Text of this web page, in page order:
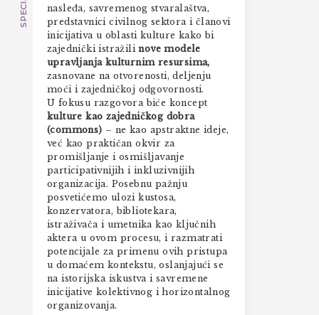
nasleđa, savremenog stvaralaštva,
predstavnici civilnog sektora i članovi
inicijativa u oblasti kulture kako bi
zajednički istražilinove modele
upravljanja kulturnim resursima,
zasnovane na otvorenosti, deljenju
moći i zajedničkoj odgovornosti.
U fokusu razgovora biće koncept
kulture kao zajedničkog dobra
(commons) – ne kao apstraktne ideje,
već kao praktičan okvir za
promišljanje i osmišljavanje
participativnijih i inkluzivnijih
organizacija. Posebnu pažnju
posvetićemo ulozi kustosa,
konzervatora, bibliotekara,
istraživača i umetnika kao ključnih
aktera u ovom procesu, i razmatrati
potencijale za primenu ovih pristupa
u domaćem kontekstu, oslanjajući se
na istorijska iskustva i savremene
inicijative kolektivnog i horizontalnog
organizovanja.